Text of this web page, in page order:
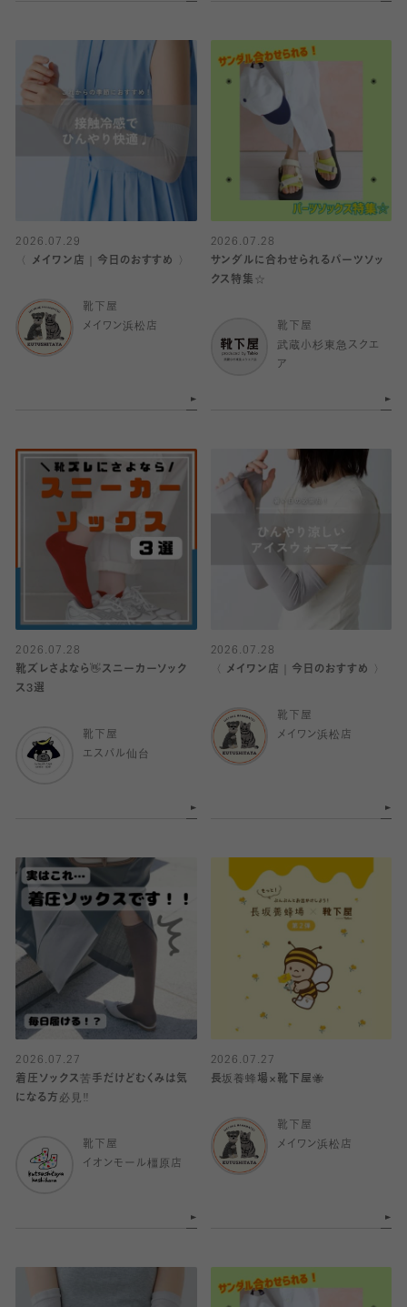
2026.07.29
〈 メイワン店｜今日のおすすめ 〉
靴下屋
メイワン浜松店
2026.07.28
サンダルに合わせられるパーツソッ
クス特集☆
靴下屋
武蔵小杉東急スクエ
ア
2026.07.28
靴ズレさよなら👋スニーカーソック
ス3選
靴下屋
エスパル仙台
2026.07.28
〈 メイワン店｜今日のおすすめ 〉
靴下屋
メイワン浜松店
2026.07.27
着圧ソックス苦手だけどむくみは気
になる方必見‼️
靴下屋
イオンモール橿原店
2026.07.27
長坂養蜂場×靴下屋🐝
靴下屋
メイワン浜松店